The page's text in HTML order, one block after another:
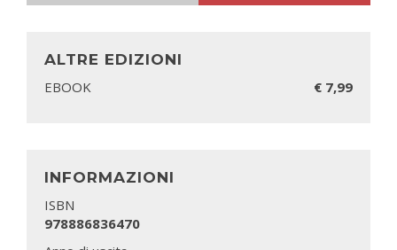
ALTRE EDIZIONI
EBOOK
€ 7,99
INFORMAZIONI
ISBN
978886836470